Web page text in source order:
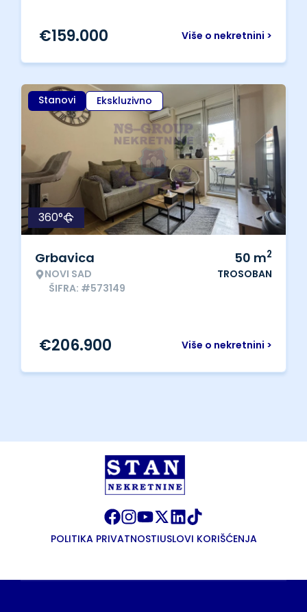
Više o nekretnini >
€159.000
Stanovi Ekskluzivno
360°
Grbavica
NOVI SAD
ŠIFRA: #573149
50 m2
TROSOBAN
Više o nekretnini >
€206.900
POLITIKA PRIVATNOSTIUSLOVI KORIŠĆENJA